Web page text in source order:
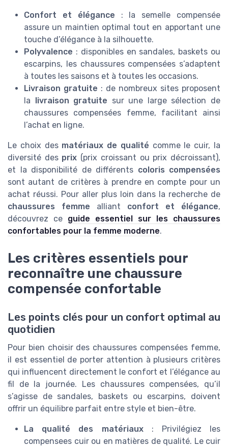
Confort et élégance : la semelle compensée
assure un maintien optimal tout en apportant une
touche d’élégance à la silhouette.
Polyvalence : disponibles en sandales, baskets ou
escarpins, les chaussures compensées s’adaptent
à toutes les saisons et à toutes les occasions.
Livraison gratuite : de nombreux sites proposent
la livraison gratuite sur une large sélection de
chaussures compensées femme, facilitant ainsi
l’achat en ligne.
Le choix des matériaux de qualité comme le cuir, la
diversité des prix (prix croissant ou prix décroissant),
et la disponibilité de différents coloris compensées
sont autant de critères à prendre en compte pour un
achat réussi. Pour aller plus loin dans la recherche de
chaussures femme alliant confort et élégance,
découvrez ce guide essentiel sur les chaussures
confortables pour la femme moderne.
Les critères essentiels pour
reconnaître une chaussure
compensée confortable
Les points clés pour un confort optimal au
quotidien
Pour bien choisir des chaussures compensées femme,
il est essentiel de porter attention à plusieurs critères
qui influencent directement le confort et l’élégance au
fil de la journée. Les chaussures compensées, qu’il
s’agisse de sandales, baskets ou escarpins, doivent
offrir un équilibre parfait entre style et bien-être.
La qualité des matériaux: Privilégiez les
compensees cuir ou en matières de qualité. Le cuir